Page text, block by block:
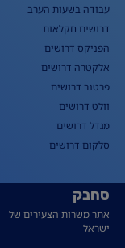
עבודה בשעות הערב
דרושים חקלאות
הפניקס דרושים
אלקטרה דרושים
פרטנר דרושים
וולט דרושים
מגדל דרושים
סלקום דרושים
סחבק
אתר משרות הצעירים של
ישראל